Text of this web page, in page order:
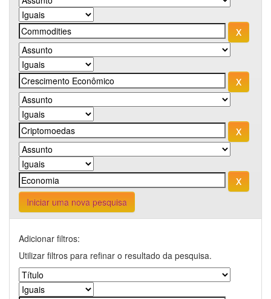
Iniciar uma nova pesquisa
Adicionar filtros:
Utilizar filtros para refinar o resultado da pesquisa.